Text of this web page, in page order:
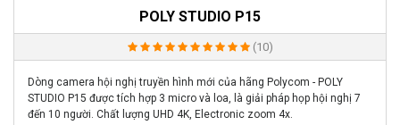
POLY STUDIO P15
(10)
Dòng camera hội nghị truyền hình mới của hãng Polycom - POLY
STUDIO P15 được tích hợp 3 micro và loa, là giải pháp họp hội nghị 7
đến 10 người. Chất lượng UHD 4K, Electronic zoom 4x.